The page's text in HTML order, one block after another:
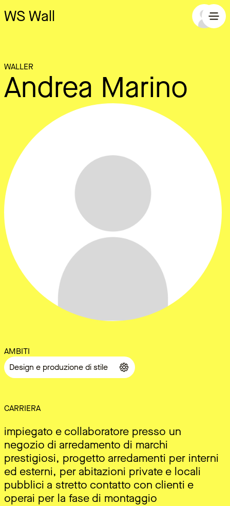
WS Wall
WALLER
Andrea Marino
AMBITI
Design e produzione di stile
CARRIERA
impiegato e collaboratore presso un
negozio di arredamento di marchi
prestigiosi, progetto arredamenti per interni
ed esterni, per abitazioni private e locali
pubblici a stretto contatto con clienti e
operai per la fase di montaggio